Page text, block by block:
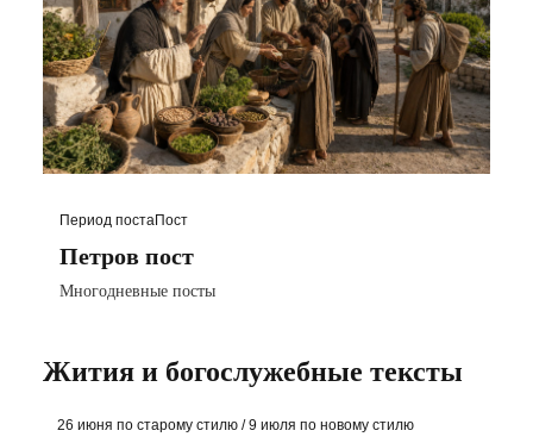
Период постаПост
Петров пост
Многодневные посты
Жития и богослужебные тексты
26 июня по старому стилю / 9 июля по новому стилю